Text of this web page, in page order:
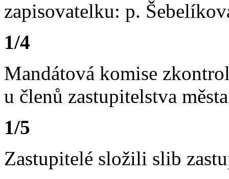
zapisovatelku: p.
1/4
Mandátová komise
u členů zastupitelstva
1/5
Zastupitelé složili slib